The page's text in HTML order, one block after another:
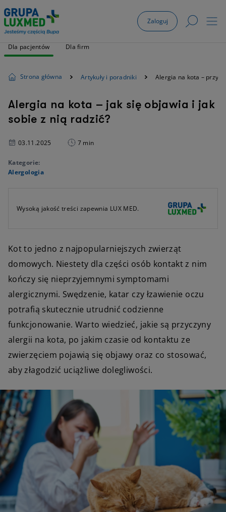
Zaloguj
Dla pacjentów Dla firm
Strona główna Artykuły i poradniki Alergia na kota –
Alergia na kota – jak się objawia i jak
sobie z nią radzić?
03.11.2025 7 min
Kategorie:
Alergologia
Wysoką jakość treści zapewnia LUX MED.
Kot to jedno z najpopularniejszych zwierząt
domowych. Niestety dla części osób kontakt z nim
kończy się nieprzyjemnymi symptomami
alergicznymi. Swędzenie, katar czy łzawienie oczu
potrafią skutecznie utrudnić codzienne
funkcjonowanie. Warto wiedzieć, jakie są przyczyny
alergii na kota, po jakim czasie od kontaktu ze
zwierzęciem pojawią się objawy oraz co stosować,
aby złagodzić uciążliwe dolegliwości.